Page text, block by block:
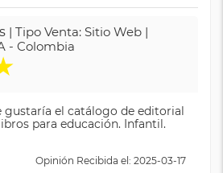
| Tipo Venta: Sitio Web |
- Colombia
gustaría el catálogo de editorial
para educación. Infantil.
Opinión Recibida el: 2025-03-17